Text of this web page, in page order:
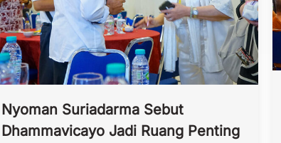
Nyoman Suriadarma Sebut
Dhammavicayo Jadi Ruang Penting